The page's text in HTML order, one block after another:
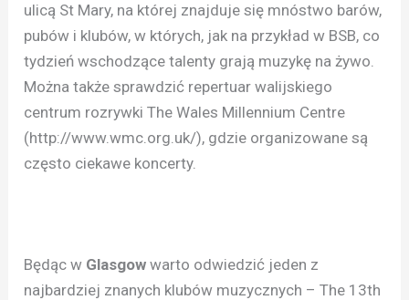
ulicą St Mary, na której znajduje się mnóstwo barów,
pubów i klubów, w których, jak na przykład w BSB, co
tydzień wschodzące talenty grają muzykę na żywo.
Można także sprawdzić repertuar walijskiego
centrum rozrywki The Wales Millennium Centre
(http://www.wmc.org.uk/), gdzie organizowane są
często ciekawe koncerty.
Będąc w Glasgow warto odwiedzić jeden z
najbardziej znanych klubów muzycznych – The 13th